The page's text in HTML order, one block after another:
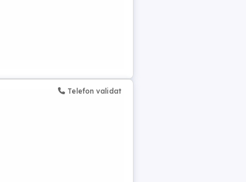
Telefon validat